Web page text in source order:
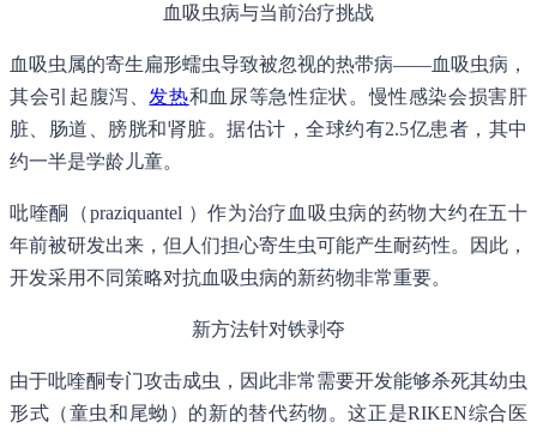
血吸虫病与当前治疗挑战
血吸虫属的寄生扁形蠕虫导致被忽视的热带病——血吸虫病，
其会引起腹泻、发热和血尿等急性症状。慢性感染会损害肝
脏、肠道、膀胱和肾脏。据估计，全球约有2.5亿患者，其中
约一半是学龄儿童。
吡喹酮（praziquantel ）作为治疗血吸虫病的药物大约在五十
年前被研发出来，但人们担心寄生虫可能产生耐药性。因此，
开发采用不同策略对抗血吸虫病的新药物非常重要。
新方法针对铁剥夺
由于吡喹酮专门攻击成虫，因此非常需要开发能够杀死其幼虫
形式（童虫和尾蚴）的新的替代药物。这正是RIKEN综合医